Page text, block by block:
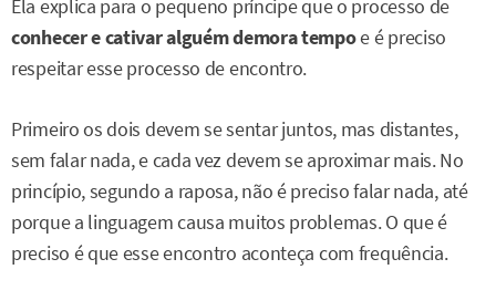
Ela explica para o pequeno príncipe que o processo de
conhecer e cativar alguém demora tempoe é preciso
respeitar esse processo de encontro.
Primeiro os dois devem se sentar juntos, mas distantes,
sem falar nada, e cada vez devem se aproximar mais. No
princípio, segundo a raposa, não é preciso falar nada, até
porque a linguagem causa muitos problemas. O que é
preciso é que esse encontro aconteça com frequência.